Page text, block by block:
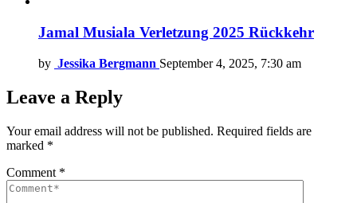
Jamal Musiala Verletzung 2025 Rückkehr
by Jessika Bergmann September 4, 2025, 7:30 am
Leave a Reply
Your email address will not be published. Required fields are
marked *
Comment *